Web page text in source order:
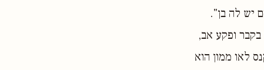
יש לה בן".
בקבר ופקע אב,
לאו ממון הוא